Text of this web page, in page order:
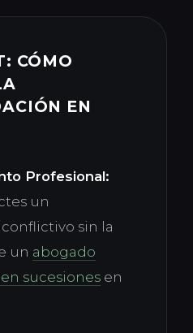
CÓMO
EN
Profesional:
un
sin la
un abogado
sucesiones en